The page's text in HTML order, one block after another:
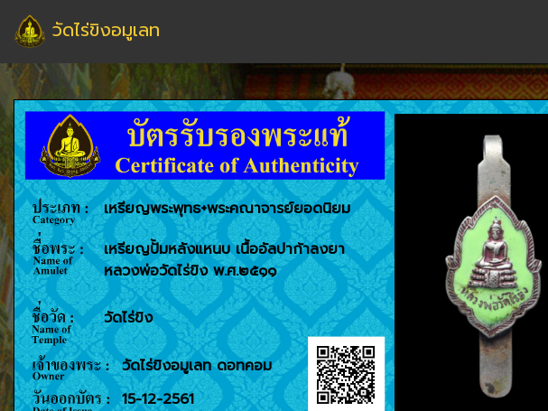
วัดไร่ขิงอมูเลท
เหรียญพระพุทธ+พระคณาจารย์ยอดนิยม
เหรียญปั้มหลังแหนบ เนื้ออัลปาก้าลงยา
หลวงพ่อวัดไร่ขิง พ.ศ.๒๕๑๑
วัดไร่ขิง
วัดไร่ขิงอมูเลท ดอทคอม
15-12-2561